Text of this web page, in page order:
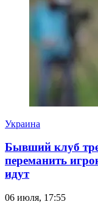
Украина
Бывший клуб
переманить
идут
06 июля, 17:55